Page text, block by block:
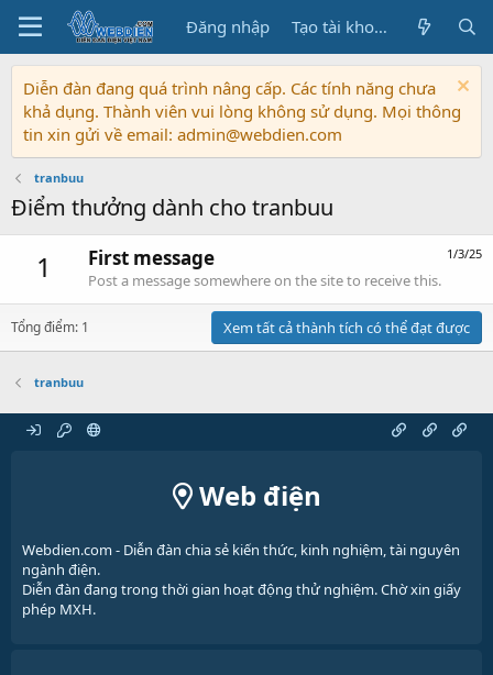
Đăng nhập Tạo tài khoản
Diễn đàn đang quá trình nâng cấp. Các tính năng chưa
khả dụng. Thành viên vui lòng không sử dụng. Mọi thông
tin xin gửi về email: admin@webdien.com
tranbuu
Điểm thưởng dành cho tranbuu
1 1/3/25
First message
Post a message somewhere on the site to receive this.
Tổng điểm: 1 Xem tất cả thành tích có thể đạt được
tranbuu
Web điện
Webdien.com - Diễn đàn chia sẻ kiến thức, kinh nghiệm, tài nguyên
ngành điện.
Diễn đàn đang trong thời gian hoạt động thử nghiệm. Chờ xin giấy
phép MXH.